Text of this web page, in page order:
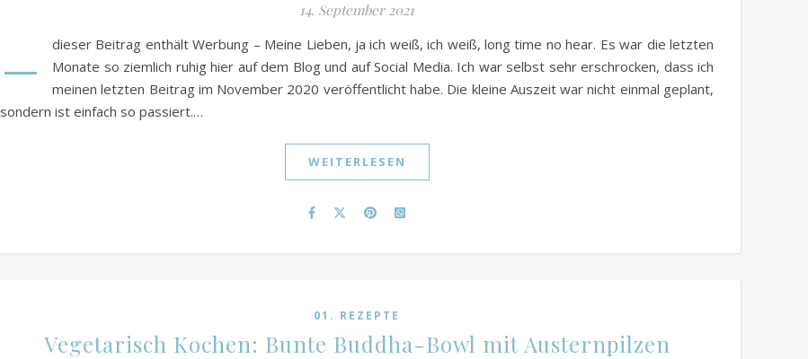
14. September 2021
–
dieser Beitrag enthält Werbung – Meine Lieben, ja ich weiß, ich weiß, long time no hear. Es war die letzten
Monate so ziemlich ruhig hier auf dem Blog und auf Social Media. Ich war selbst sehr erschrocken, dass ich
meinen letzten Beitrag im November 2020 veröffentlicht habe. Die kleine Auszeit war nicht einmal geplant,
sondern ist einfach so passiert.…
WEITERLESEN
01. REZEPTE
Vegetarisch Kochen: Bunte Buddha-Bowl mit Austernpilzen